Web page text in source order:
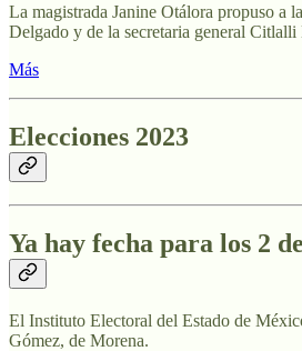
La magistrada Janine Otálora propuso a
Delgado y de la secretaria general Citlalli
Más
Elecciones 2023
Ya hay fecha para los 2
El Instituto Electoral del Estado de
Gómez, de Morena.